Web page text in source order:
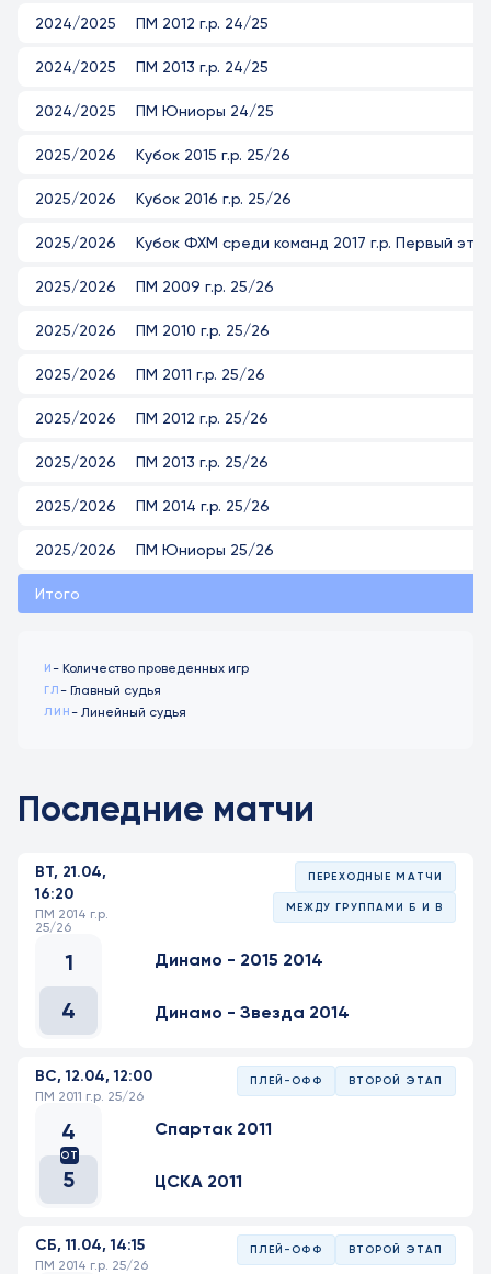
2024/2025 ПМ 2012 г.р. 24/25
2024/2025 ПМ 2013 г.р. 24/25
2024/2025 ПМ Юниоры 24/25
2025/2026 Кубок 2015 г.р. 25/26
2025/2026 Кубок 2016 г.р. 25/26
2025/2026 Кубок ФХМ среди команд 2017 г.р. Первый
2025/2026 ПМ 2009 г.р. 25/26
2025/2026 ПМ 2010 г.р. 25/26
2025/2026 ПМ 2011 г.р. 25/26
2025/2026 ПМ 2012 г.р. 25/26
2025/2026 ПМ 2013 г.р. 25/26
2025/2026 ПМ 2014 г.р. 25/26
2025/2026 ПМ Юниоры 25/26
Итого
И - Количество проведенных игр
ГЛ - Главный судья
ЛИН - Линейный судья
Последние матчи
ВТ, 21.04,
16:20
ПМ 2014 г.р.
25/26
ПЕРЕХОДНЫЕ МАТЧИ
МЕЖДУ ГРУППАМИ Б И В
1
4
Динамо - 2015 2014
Динамо - Звезда 2014
ВС, 12.04, 12:00
ПМ 2011 г.р. 25/26
ПЛЕЙ-ОФФ ВТОРОЙ ЭТАП
4
ОТ
5
Спартак 2011
ЦСКА 2011
СБ, 11.04, 14:15
ПМ 2014 г.р. 25/26
ПЛЕЙ-ОФФ ВТОРОЙ ЭТАП